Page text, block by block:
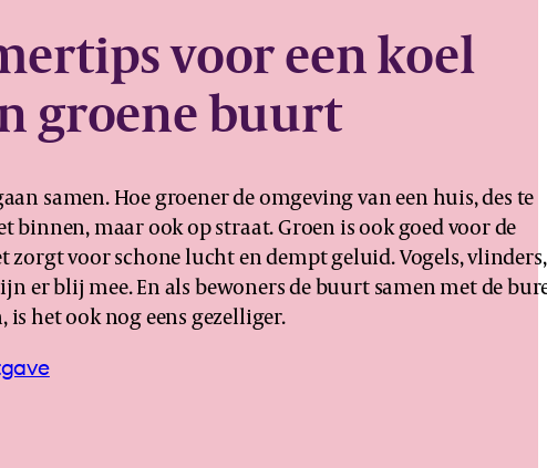
voor een koel
groene buurt
samen. Hoe groener de omgeving van een huis, des te
binnen, maar ook op straat. Groen is ook goed voor de
zorgt voor schone lucht en dempt geluid. Vogels, vlinders,
er blij mee. En als bewoners de buurt samen met de
is het ook nog eens gezelliger.